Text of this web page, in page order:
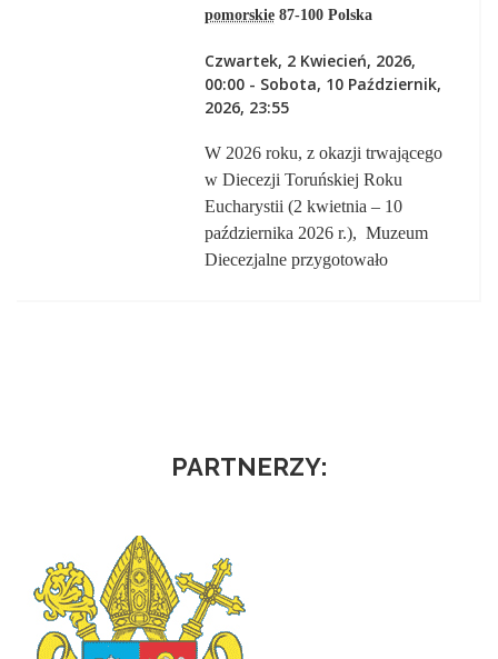
pomorskie 87-100 Polska
Czwartek, 2 Kwiecień, 2026,
00:00- Sobota, 10 Październik,
2026, 23:55
W 2026 roku, z okazji trwającego
w Diecezji Toruńskiej Roku
Eucharystii (2 kwietnia – 10
października 2026 r.), Muzeum
Diecezjalne przygotowało
PARTNERZY: